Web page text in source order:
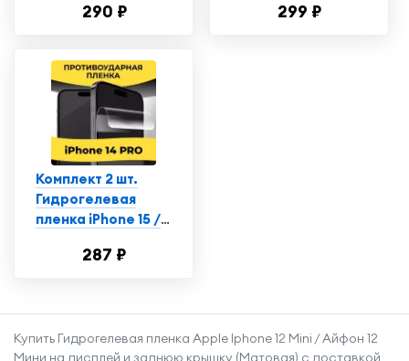
14 Про / iPhone 14
290 ₽
пленка на Айфон
299 ₽
Комплект 2 шт.
Гидрогелевая
пленка iPhone 15 /
полиуретановая
287 ₽
Купить Гидрогелевая пленка Apple Iphone 12 Mini / Айфон 12
Мини на дисплей и заднюю крышку (Матовая) с доставкой